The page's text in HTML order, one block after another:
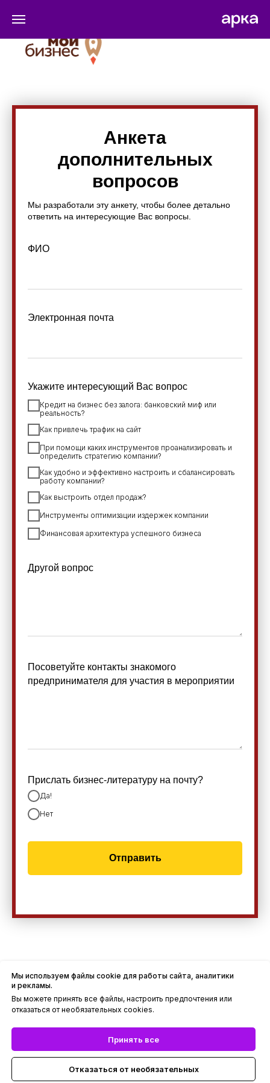
Анкета
дополнительных
вопросов
Мы разработали эту анкету, чтобы более детально
ответить на интересующие Вас вопросы.
ФИО
Электронная почта
Укажите интересующий Вас вопрос
Кредит на бизнес без залога: банковский миф или
реальность?
Как привлечь трафик на сайт
При помощи каких инструментов проанализировать и
определить стратегию компании?
Как удобно и эффективно настроить и сбалансировать
работу компании?
Как выстроить отдел продаж?
Инструменты оптимизации издержек компании
Финансовая архитектура успешного бизнеса
Другой вопрос
Посоветуйте контакты знакомого
предпринимателя для участия в мероприятии
Прислать бизнес-литературу на почту?
Да!
Нет
Отправить
© ООО «АРКА ГРУПП», 2012-2026
Политика конфиденциальности
Мы используем файлы cookie для работы сайта, аналитики
и рекламы.
Вы можете принять все файлы, настроить предпочтения или
отказаться от необязательных cookies.
Принять все
Отказаться от необязательных